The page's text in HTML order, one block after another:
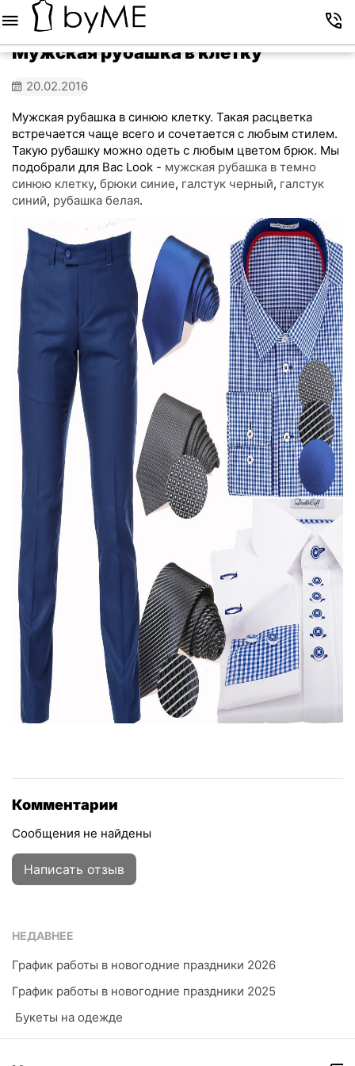
Мужская рубашка в клетку
20.02.2016
Мужская рубашка в синюю клетку. Такая расцветка
встречается чаще всего и сочетается с любым стилем.
Такую рубашку можно одеть с любым цветом брюк. Мы
подобрали для Вас Look - мужская рубашка в темно
синюю клетку, брюки синие, галстук черный, галстук
синий, рубашка белая.
Комментарии
Сообщения не найдены
Написать отзыв
НЕДАВНЕЕ
График работы в новогодние праздники 2026
График работы в новогодние праздники 2025
​ Букеты на одежде
Меню Корзина Контакты